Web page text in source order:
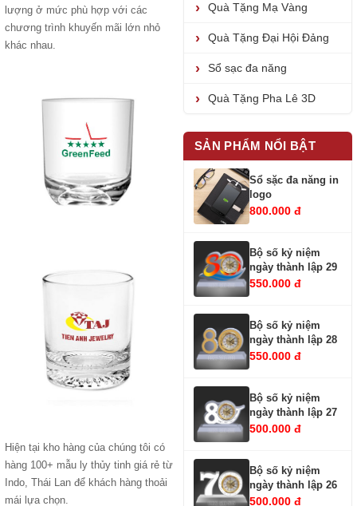
lượng ở mức phù hợp với các
chương trình khuyến mãi lớn nhỏ
khác nhau.
Hiện tại kho hàng của chúng tôi có
hàng 100+ mẫu ly thủy tinh giá rẻ từ
Indo, Thái Lan để khách hàng thoải
mái lựa chọn.
Quà Tặng Mạ Vàng
Quà Tặng Đại Hội Đảng
Sổ sạc đa năng
Quà Tặng Pha Lê 3D
SẢN PHẨM NỔI BẬT
Sổ sặc đa năng in
logo
800.000 đ
Bộ số kỷ niệm
ngày thành lập 29
550.000 đ
Bộ số kỷ niệm
ngày thành lập 28
550.000 đ
Bộ số kỷ niệm
ngày thành lập 27
500.000 đ
Bộ số kỷ niệm
ngày thành lập 26
500.000 đ